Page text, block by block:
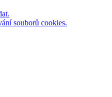
souborů cookies.